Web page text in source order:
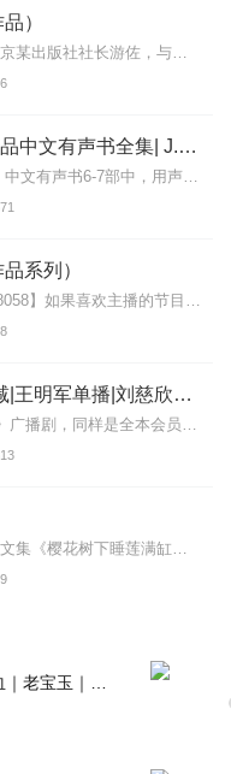
0
说……嘿嘿
0
）
【内容简介】事业有成的东京某出版社社长游佐，与出差时认识的京都老字号料理店老板娘菊乃发展为情人。目睹母亲与游佐恋爱经过的凉子，正是情窦初开的年纪，也因此陷入热恋...
《哈利·波特》1-7部精品中文有声书全集| J.K.罗琳原著，光合积木演播
胡良伟先生在《哈利·波特》中文有声书6-7部中，用声音带领着大家继续魔法之旅。为保证作品的一致性，给大家带来完整的魔法体验，我们与版权方PottermoreP...
系列）
【欢迎加入扣扣群：720698058】如果喜欢主播的节目，欢迎点赞及订阅，谢谢！《樱花树下》内容简介：人到中年的东京某出版社社长游佐事业成功，但对常年生病的妻子...
三体|有声书全本无删减|王明军单播|刘慈欣原著
点击听729献声精制《三体》广播剧，同样是全本会员免费畅听，快来感受声音大戏的魅力！【购买须知】1、本作品部分集数为免费试听。2、版权归原作者所有，严禁翻录成任...
【作品简介】湛蓝女士的散文集《樱花树下睡莲满缸》共收录四十四篇精美散文，本书里很多篇章都对故园、土地和父母进行重墨叙述，围绕土地给作者的父母以及作者内心带来...